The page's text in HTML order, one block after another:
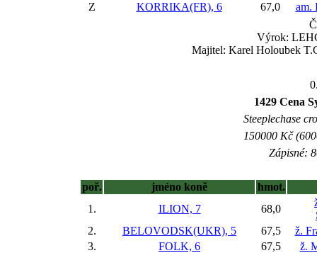
Z
KORRIKA(FR), 6 67,0
am.
Výrok:
Majitel: Karel Holoubek
1429 Cena
Steeplechase
150000 Kč
Zápisné:
poř. jméno koně
hmot.
1.
ILION, 7 68,0
2.
BELOVODSK(UKR), 5 67,5
ž.
3.
FOLK, 6 67,5
ž.